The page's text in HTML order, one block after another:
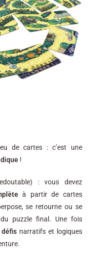
de cartes : c’est une
!
: vous devez
à partir de cartes
se retourne ou se
puzzle final. Une fois
défis narratifs et logiques